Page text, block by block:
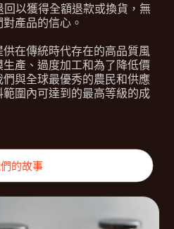
以獲得全額退款或換貨，無
產品的信心。
在傳統時代存在的高品質風
產、過度加工和為了降低價
與全球最優秀的農民和供應
圍內可達到的最高等級的成
的故事